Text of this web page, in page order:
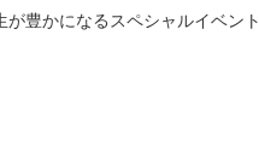
が豊かになるスペシャルイベント